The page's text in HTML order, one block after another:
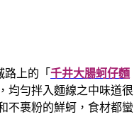
路上的「 千井大腸蚵仔麵
均勻拌入麵線之中味道很
不裹粉的鮮蚵，食材都蠻